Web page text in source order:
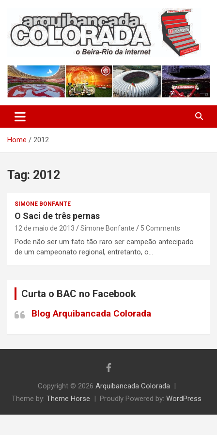
content
Arquibancada Colorada
Home 2012
Tag: 2012
SIMONE BONFANTE
O Saci de três pernas
12 de maio de 2013 Simone Bonfante 5 Comments
Pode não ser um fato tão raro ser campeão antecipado
de um campeonato regional, entretanto, o…
Curta o BAC no Facebook
Blog Arquibancada Colorada
Copyright © 2026 Arquibancada Colorada
Theme by: Theme Horse Proudly Powered by: WordPress